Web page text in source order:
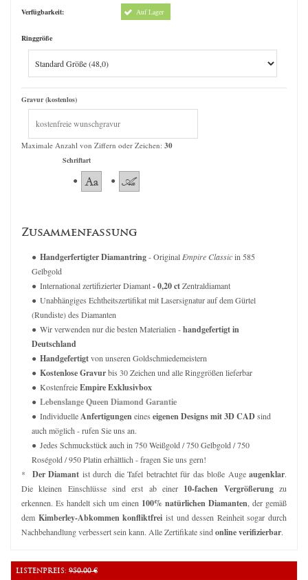
Verfügbarkeit: Auf Lager
Ringgröße
Gravur (kostenlos)
Maximale Anzahl von Ziffern oder Zeichen: 30
Schriftart
Zusammenfassung
Handgerfertigter Diamantring- Original Empire Classicin 585
Gelbgold
International zertifizierter Diamant- 0,20 ctZentraldiamant
Unabhängiges Echtheitszertifikat mit Lasersignatur auf dem Gürtel
(Rundiste) des Diamanten
Wir verwenden nur die besten Materialien -handgefertigt in
Deutschland
Handgefertigtvon unseren Goldschmiedemeistern
Kostenlose Gravurbis 30 Zeichen und alle Ringgrößen lieferbar
KostenfreieEmpire Exklusivbox
Lebenslange Queen Diamond Garantie
IndividuelleAnfertigungeneines eigenen Designs mit 3D CADsind
auch möglich - rufen Sie uns an.
Jedes Schmuckstück auch in 750 Weißgold / 750 Gelbgold / 750
Roségold / 950 Platin erhältlich - fragen Sie uns gern!
* Der Diamant ist durch die Tafel betrachtet für das bloße Augeaugenklar.
Die kleinen Einschlüsse sind erst ab einer 10-fachen Vergrößerungzu
erkennen. Es handelt sich um einen 100% natürlichen Diamanten , der gemäß
dem Kimberley-Abkommen konfliktfrei ist und dessen Reinheit sogar durch
Nachbehandlung verbessert sein kann. Alle Zertifikate sindonline verifizierbar.
LISTENPREIS: 950,00 €